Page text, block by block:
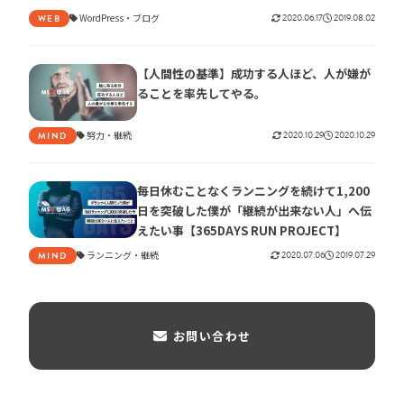
WEB WordPress ブログ 2020.06.17 2019.08.02
【人間性の基準】成功する人ほど、人が嫌が
ることを率先してやる。
MIND 努力 継続 2020.10.29 2020.10.29
毎日休むことなくランニングを続けて1,200
日を突破した僕が「継続が出来ない人」へ伝
えたい事【365DAYS RUN PROJECT】
MIND ランニング 継続 2020.07.06 2019.07.29
お問い合わせ